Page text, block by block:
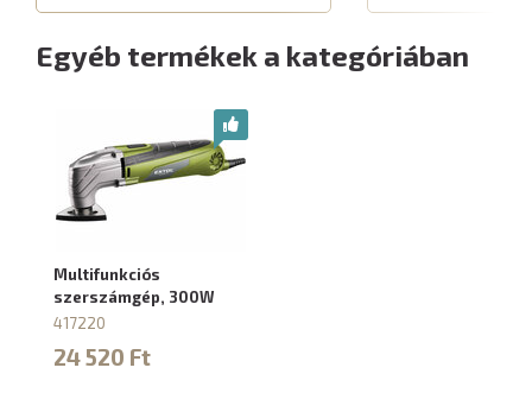
Egyéb termékek a kategóriában
Multifunkciós
szerszámgép, 300W
417220
24 520 Ft